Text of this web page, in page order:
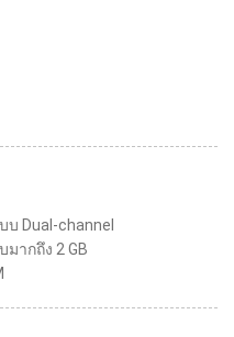
Dual-channel
มากถึง 2 GB